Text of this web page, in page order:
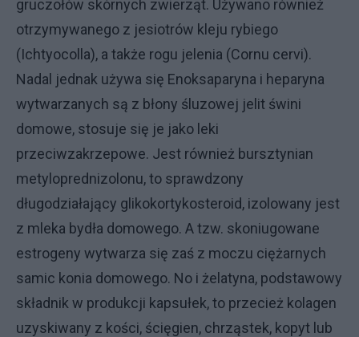
gruczołów skórnych zwierząt. Używano również
otrzymywanego z jesiotrów kleju rybiego
(Ichtyocolla), a także rogu jelenia (Cornu cervi).
Nadal jednak używa się Enoksaparyna i heparyna
wytwarzanych są z błony śluzowej jelit świni
domowe, stosuje się je jako leki
przeciwzakrzepowe. Jest również bursztynian
metyloprednizolonu, to sprawdzony
długodziałający glikokortykosteroid, izolowany jest
z mleka bydła domowego. A tzw. skoniugowane
estrogeny wytwarza się zaś z moczu ciężarnych
samic konia domowego. No i żelatyna, podstawowy
składnik w produkcji kapsułek, to przecież kolagen
uzyskiwany z kości, ścięgien, chrząstek, kopyt lub